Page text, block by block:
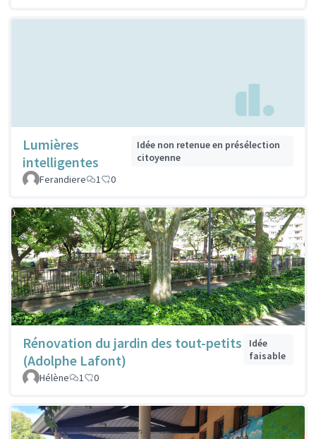
Lumières
intelligentes
Idée non retenue en présélection
citoyenne
Ferandiere
1 0
Rénovation du jardin des tout-petits
(Adolphe Lafont)
Idée
faisable
Hélène
1 0